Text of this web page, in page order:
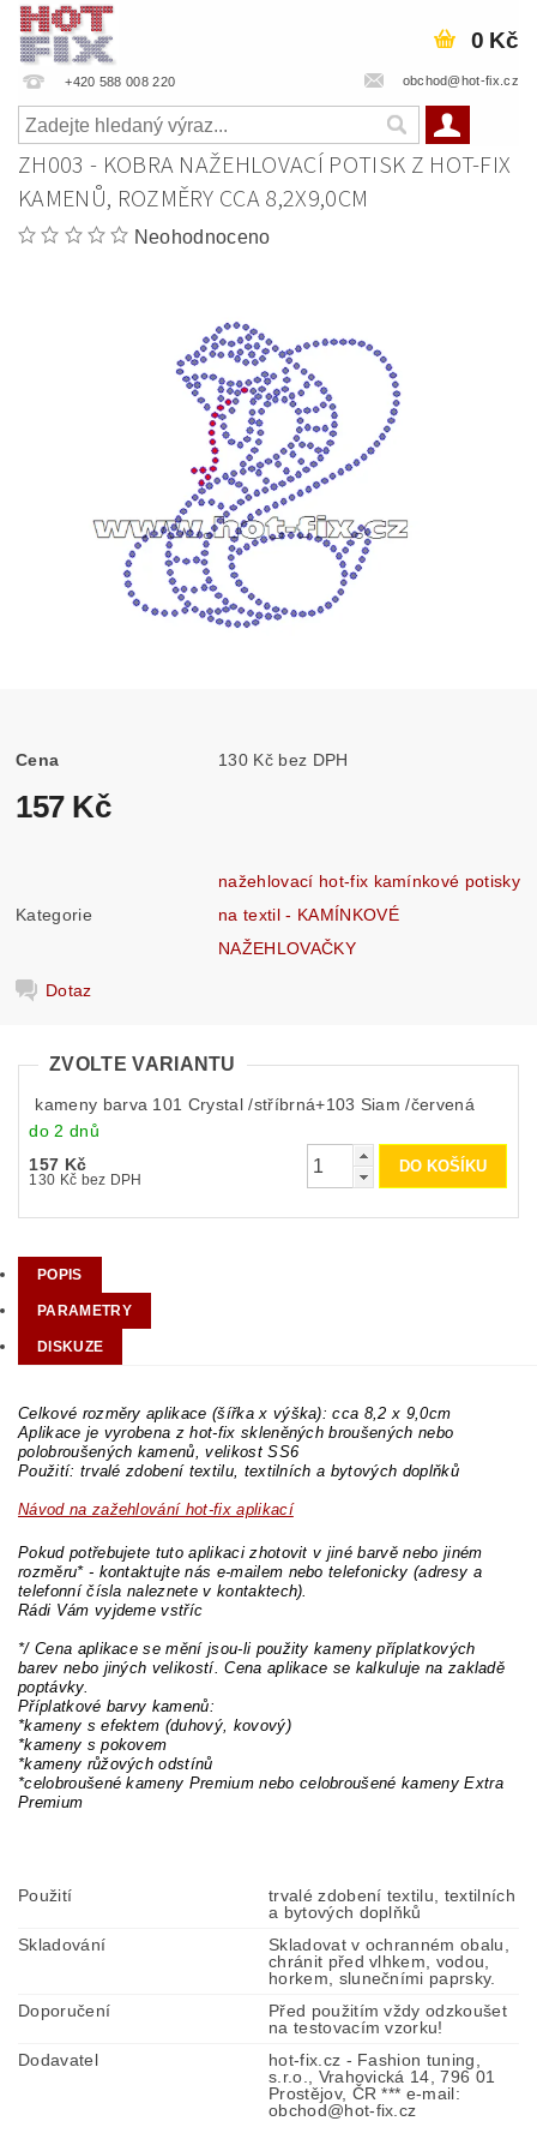
+420 588 008 220 obchod@hot-fix.cz
0 Kč
ZH003 - KOBRA NAŽEHLOVACÍ POTISK Z HOT-FIX
KAMENŮ, ROZMĚRY CCA 8,2X9,0CM
Neohodnoceno
Cena 130 Kč bez DPH
157 Kč
Kategorie
nažehlovací hot-fix kamínkové potisky
na textil - KAMÍNKOVÉ
NAŽEHLOVAČKY
Dotaz
ZVOLTE VARIANTU
kameny barva 101 Crystal /stříbrná+103 Siam /červená
do 2 dnů
157 Kč
130 Kč bez DPH
POPIS
PARAMETRY
DISKUZE
Celkové rozměry aplikace (šířka x výška): cca 8,2 x 9,0cm
Aplikace je vyrobena z hot-fix skleněných broušených nebo
polobroušených kamenů, velikost SS6
Použití: trvalé zdobení textilu, textilních a bytových doplňků
Návod na zažehlování hot-fix aplikací
Pokud potřebujete tuto aplikaci zhotovit v jiné barvě nebo jiném
rozměru* - kontaktujte nás e-mailem nebo telefonicky (adresy a
telefonní čísla naleznete v kontaktech).
Rádi Vám vyjdeme vstříc
*/ Cena aplikace se mění jsou-li použity kameny příplatkových
barev nebo jiných velikostí. Cena aplikace se kalkuluje na zakladě
poptávky.
Příplatkové barvy kamenů:
*kameny s efektem (duhový, kovový)
*kameny s pokovem
*kameny růžových odstínů
*celobroušené kameny Premium nebo celobroušené kameny Extra
Premium
Použití
trvalé zdobení textilu, textilních
a bytových doplňků
Skladování
Skladovat v ochranném obalu,
chránit před vlhkem, vodou,
horkem, slunečními paprsky.
Doporučení
Před použitím vždy odzkoušet
na testovacím vzorku!
Dodavatel
hot-fix.cz - Fashion tuning,
s.r.o., Vrahovická 14, 796 01
Prostějov, ČR *** e-mail:
obchod@hot-fix.cz